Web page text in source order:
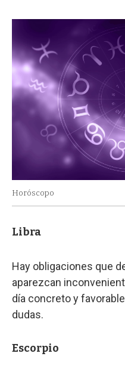
Horóscopo
Libra
Hay obligaciones que
aparezcan
día concreto y
dudas.
Escorpio